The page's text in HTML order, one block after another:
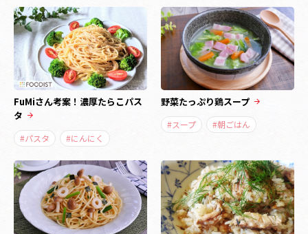
FuMiさん考案！濃厚たらこパス
タ
#パスタ #にんにく
野菜たっぷり鶏スープ
#スープ #朝ごはん